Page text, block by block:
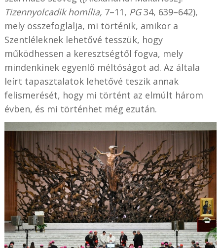
Tizennyolcadik homília, 7–11, PG34, 639–642),
mely összefoglalja, mi történik, amikor a
Szentléleknek lehetővé tesszük, hogy
működhessen a keresztségtől fogva, mely
mindenkinek egyenlő méltóságot ad. Az általa
leírt tapasztalatok lehetővé teszik annak
felismerését, hogy mi történt az elmúlt három
évben, és mi történhet még ezután.